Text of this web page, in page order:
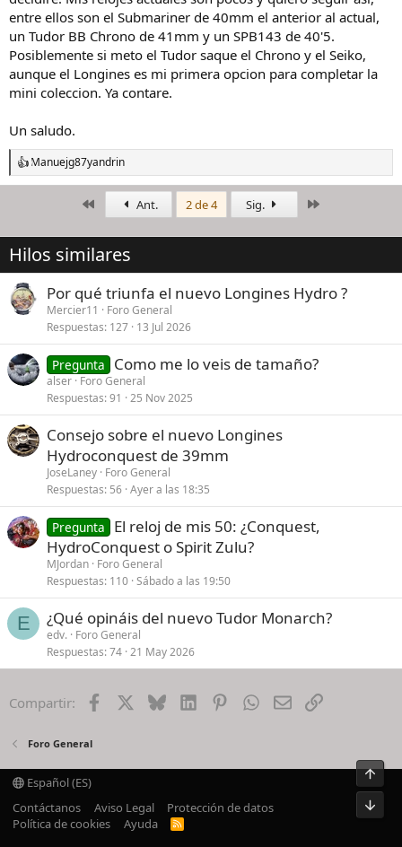
entre ellos son el Submariner de 40mm el anterior al actual,
un Tudor BB Chrono de 41mm y un SPB143 de 40'5.
Posiblemente si meto el Tudor saque el Chrono y el Seiko,
aunque el Longines es mi primera opcion para completar la
mini coleccion. Ya contare.
Un saludo.
R
e
i
o
e
s
:
Manuejg87yandrin
PrimeroAnt. 2 de 4 Sig.
Hilos similares
Por qué triunfa el nuevo Longines Hydro ?
Mercier11
Foro General
Respuestas 127 13 Jul 2026
Pregunta Como me lo veis de tamaño?
alser Foro General
Respuestas 91 25 Nov 2025
Consejo sobre el nuevo Longines
Hydroconquest de 39mm
JoseLaney Foro General
Respuestas 56 Ayer a las 18:35
Pregunta
El reloj de mis 50: ¿Conquest,
HydroConquest o Spirit Zulu?
MJordan Foro General
Respuestas 110 Sábado a las 19:50
E ¿Qué opináis del nuevo Tudor Monarch?
edv. Foro General
Respuestas 74 21 May 2026
Compartir: Facebook BlueskyLinkedInPinterestWhatsApp
EmailEnlace
Foro General
Español (ES)
Contáctanos
Aviso Legal
Protección de datos
Política de cookies
Ayuda
R